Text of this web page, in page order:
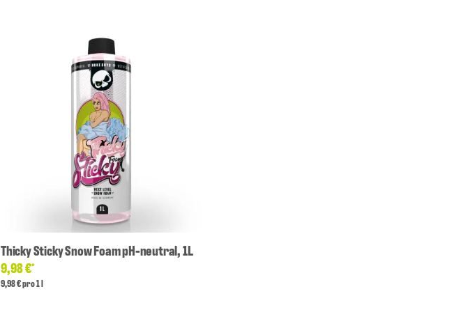
Thicky Sticky Snow Foam pH-neutral, 1L
9,98 €*
9,98 € pro 1 l